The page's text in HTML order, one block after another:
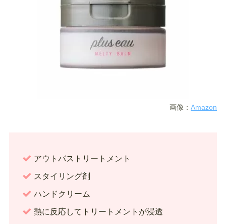
画像：Amazon
アウトバストリートメント
スタイリング剤
ハンドクリーム
熱に反応してトリートメントが浸透